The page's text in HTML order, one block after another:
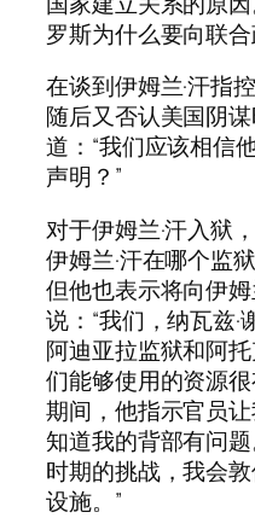
罗斯为什么要向联
在谈到伊姆兰·汗指
随后又否认美国阴
道：“我们应该相信
声明？”
对于伊姆兰·汗入狱
伊姆兰·汗在哪个监
但他也表示将向伊
说：“我们，纳瓦兹
阿迪亚拉监狱和阿
们能够使用的资源
期间，他指示官员
知道我的背部有问
时期的挑战，我会
设施。”